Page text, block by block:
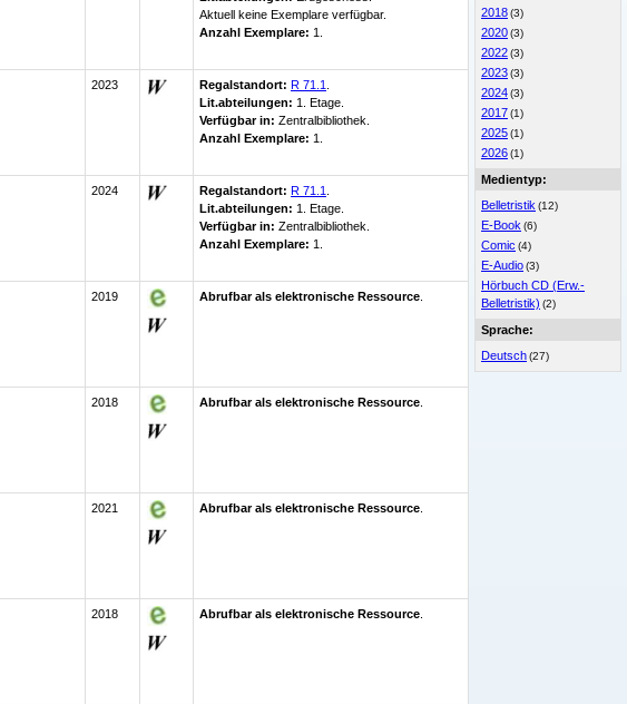
2018(3)
2020(3)
2022(3)
2023(3)
2024(3)
2017(1)
2025(1)
2026(1)
Medientyp:
Belletristik (12)
E-Book (6)
Comic (4)
E-Audio(3)
Hörbuch CD (Erw.-
Belletristik) (2)
Sprache:
Deutsch(27)
Aktuell keine Exemplare verfügbar.
Anzahl Exemplare: 1.
2023 Regalstandort: R 71.1
Lit.abteilungen: 1. Etage.
Verfügbar in: Zentralbibliothek
Anzahl Exemplare: 1.
2024 Regalstandort: R 71.1
Lit.abteilungen: 1. Etage.
Verfügbar in: Zentralbibliothek
Anzahl Exemplare: 1.
2019 Abrufbar als elektronische Ressource
2018 Abrufbar als elektronische Ressource
2021 Abrufbar als elektronische Ressource
2018 Abrufbar als elektronische Ressource